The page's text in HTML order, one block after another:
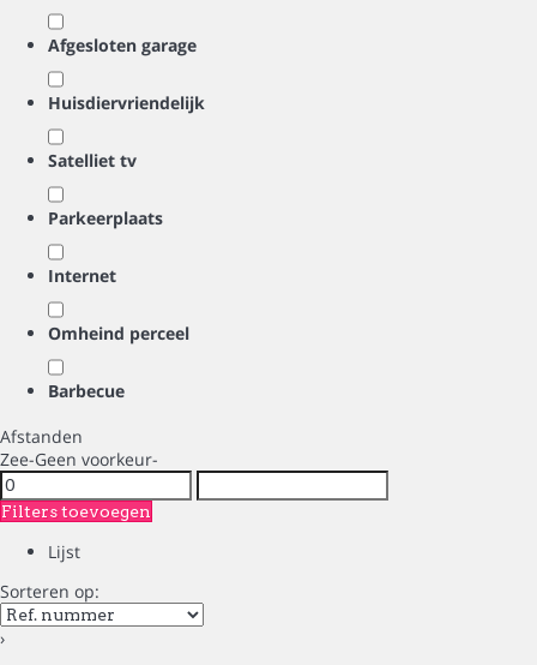
Afgesloten garage
Huisdiervriendelijk
Satelliet tv
Parkeerplaats
Internet
Omheind perceel
Barbecue
Afstanden
Zee-Geen voorkeur-
Filters toevoegen
Lijst
Sorteren op:
›